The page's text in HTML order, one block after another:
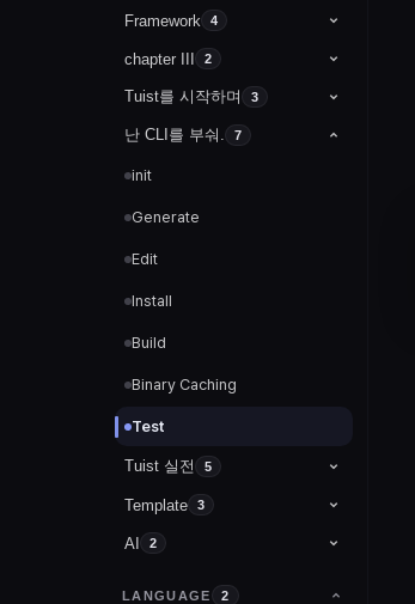
ERD 기본개념
ERD 실습 1 - 논리적 모델
ERD 실습 2 - 물리적 모델
PostgreSQL의 활용
String
nil
Array
Dictionary
Set
typealias
AnyObject
gitignore 사용 방법
Tuist 누구냐 넌.
모듈화 넌 군데?
응집도 또 누구야@!
결합도 너 뭐되??
Framework 4
Library
Framework
Framework 실습
Binary File
chapter III 2
Package
ABI Stability
Tuist를 시작하며 3
Tuist 설치 및 명령어
Manifests
Project.swift
난 CLI를 부숴. 7
init
Generate
Edit
Install
Build
Binary Caching
Test
Tuist 실전 5
Tuist 채택하기
여러 페니페스트 파일 간의 코드 공유
Tuist Access
Template 3
Tuist CleanArchitecture
Tuist RxFlow
AI 2
LANGUAGE 2